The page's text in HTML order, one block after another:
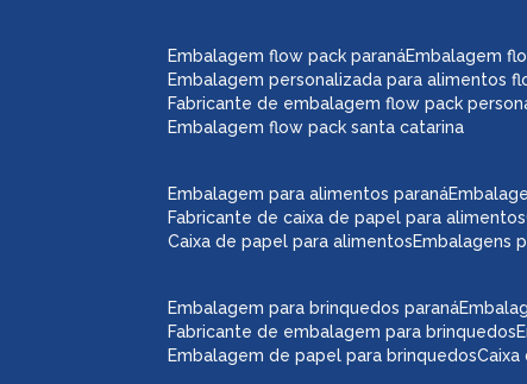
embalagem
fabricante de embalagem flow pack
embalagem personalizada para alimentos
embalagem flow pack santa catarina
embalagem flow pack paraná
caixa de papel para alimentos
fabricante de caixa de papel para alimentos
embalagens
embalagem para alimentos paraná
embalagem de papel para brinquedos
fabricante de embalagem para brinquedos
embalagem para brinquedos paraná